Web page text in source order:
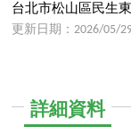
台北市松山區民生
更新日期：2026/05/
詳細資料